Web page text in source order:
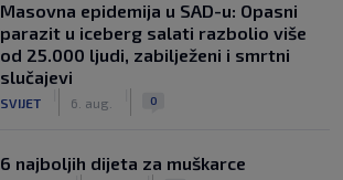
Masovna epidemija u SAD-u: Opasni
parazit u iceberg salati razbolio više
od 25.000 ljudi, zabilježeni i smrtni
slučajevi
SVIJET 6. aug. 0
6 najboljih dijeta za muškarce